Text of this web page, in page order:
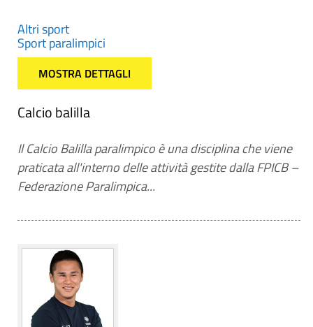
Altri sport
Sport paralimpici
MOSTRA DETTAGLI
Calcio balilla
Il Calcio Balilla paralimpico è una disciplina che viene
praticata all'interno delle attività gestite dalla FPICB –
Federazione Paralimpica...